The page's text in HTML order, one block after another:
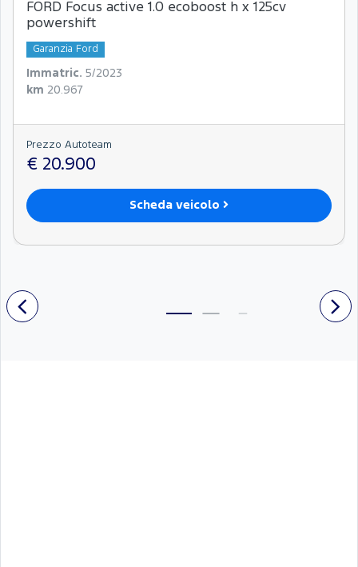
FORD Focus active 1.0 ecoboost h x 125cv
powershift
Garanzia Ford
Immatric.
5/2023
km 20.967
Prezzo Autoteam
€ 20.900
Scheda veicolo